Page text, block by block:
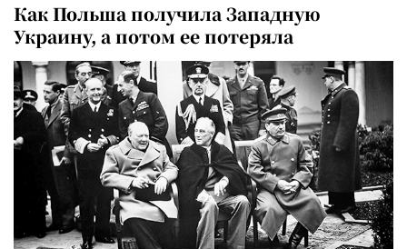
Как Польша получила Западную
Украину, а потом ее потеряла